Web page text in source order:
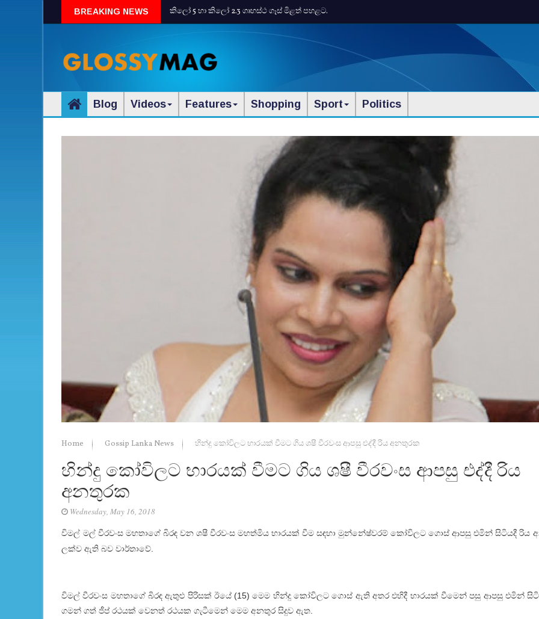
BREAKING NEWS කිලෝ 5 හා කිලෝ 2.3 ගෘහස්ථ ගෑස් මිළත් පහළට.
Blog Videos Features Shopping Sport Politics
Home Gossip Lanka News හින්දු කෝවිලට භාරයක් වීමට ගිය ශෂී වීරවංස ආපසු එද්දී රිය අනතුරක
හින්දු කෝවිලට භාරයක් වීමට ගිය ශෂී වීරවංස ආපසු එද්දී රිය
අනතුරක
Wednesday, May 16, 2018
විමල් මල් වීරවංස මහතාගේ බිරඳ වන ශෂී වීරවංස මහත්මිය භාරයක් වීම සඳහා මුන්නේෂ්වරම් කෝවිලට ගොස් ආපසු එමින් සිටියදී රිය
ලක්ව ඇති බව වාර්තාවේ.
විමල් වීරවංස මහතාගේ බිරඳ ඇතුළු පිරිසක් ඊයේ (15) මෙම හින්දු කෝවිලට ගොස් ඇති අතර එහිදී භාරයක් වීමෙන් පසු ආපසු එමින්
ගමන් ගත් ජීප් රථයක් වෙනත් රථයක ගැටීමෙන් මෙම අනතුර සිදුව ඇත.